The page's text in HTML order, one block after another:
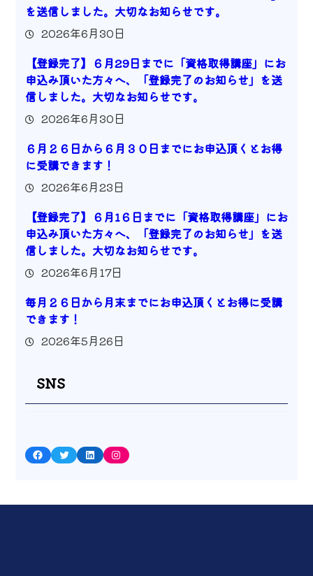
を送信しました。大切なお知らせです。
2026年6月30日
【登録完了】６月29日までに「資格取得講座」にお
申込み頂いた方々へ、「登録完了のお知らせ」を送
信しました。大切なお知らせです。
2026年6月30日
６月２６日から６月３０日までにお申込頂くとお得
に受講できます！
2026年6月23日
【登録完了】６月1６日までに「資格取得講座」にお
申込み頂いた方々へ、「登録完了のお知らせ」を送
信しました。大切なお知らせです。
2026年6月17日
毎月２６日から月末までにお申込頂くとお得に受講
できます！
2026年5月26日
SNS
Facebook Twitter LinkedIn Instagram